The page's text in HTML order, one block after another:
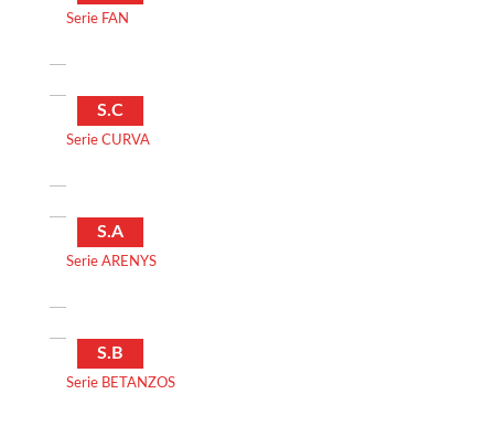
Serie FAN
S.C
Serie CURVA
S.A
Serie ARENYS
S.B
Serie BETANZOS